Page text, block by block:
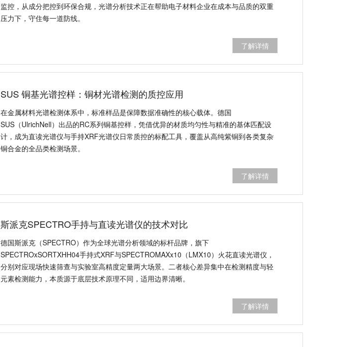
监控，从成分把控到环保合规，光谱分析技术正在帮助电子材料企业在成本与品质的双重
压力下，守住每一道防线。
了解详情
SUS 铜基光谱控样：铜材光谱检测的质控应用
在金属材料光谱检测体系中，标准样品是保障数据准确性的核心载体。德国
SUS（UlrichNell）出品的RC系列铜基控样，凭借优异的材质均匀性与精准的基体匹配设
计，成为直读光谱仪与手持XRF光谱仪日常质控的标配工具，覆盖从高纯紫铜到各类复杂
铜合金的全品类检测场景。
了解详情
斯派克SPECTRO手持与直读光谱仪的技术对比
德国斯派克（SPECTRO）作为全球光谱分析领域的标杆品牌，旗下
SPECTROxSORTXHH04手持式XRF与SPECTROMAXx10（LMX10）火花直读光谱仪，
分别对应现场快速筛查与实验室高精度定量两大场景。二者核心差异集中在检测精度与轻
元素检测能力，本质源于底层技术原理不同，适用边界清晰。
了解详情